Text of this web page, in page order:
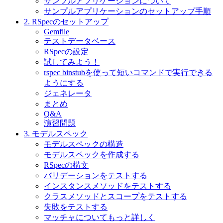
サンプルアプリケーションのセットアップ手順
2. RSpecのセットアップ
Gemfile
テストデータベース
RSpecの設定
試してみよう！
rspec binstubを使って短いコマンドで実行できる
ようにする
ジェネレータ
まとめ
Q&A
演習問題
3. モデルスペック
モデルスペックの構造
モデルスペックを作成する
RSpecの構文
バリデーションをテストする
インスタンスメソッドをテストする
クラスメソッドとスコープをテストする
失敗をテストする
マッチャについてもっと詳しく